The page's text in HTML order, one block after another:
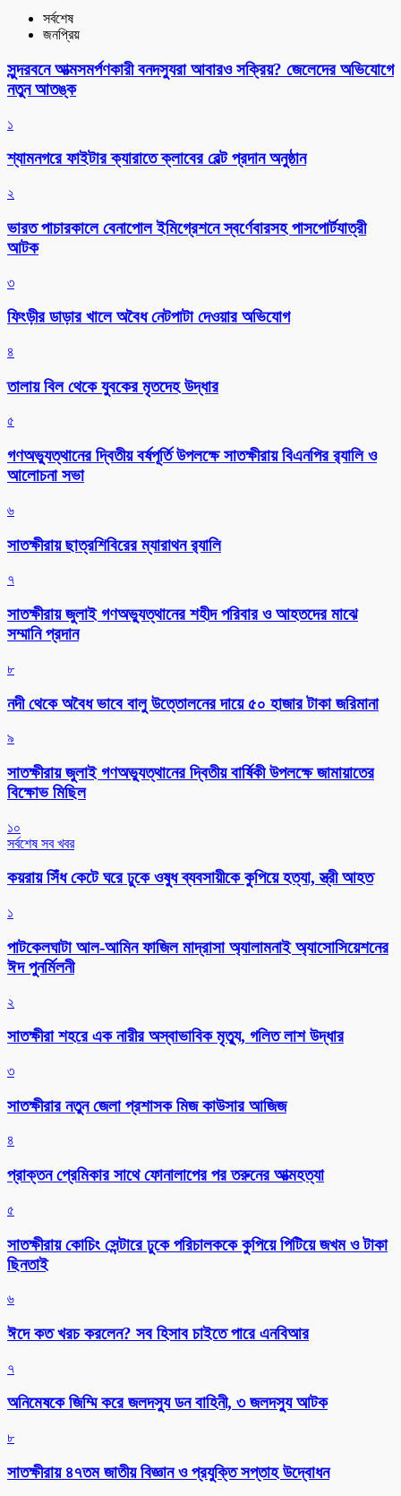
সর্বশেষ
জনপ্রিয়
সুন্দরবনে আত্মসমর্পণকারী বনদস্যুরা আবারও সক্রিয়? জেলেদের অভিযোগে
নতুন আতঙ্ক
১
শ্যামনগরে ফাইটার ক্যারাতে ক্লাবের বেল্ট প্রদান অনুষ্ঠান
২
ভারত পাচারকালে বেনাপোল ইমিগ্রেশনে স্বর্ণেবারসহ পাসপোর্টযাত্রী
আটক
৩
ফিংড়ীর ডাড়ার খালে অবৈধ নেটপাটা দেওয়ার অভিযোগ
৪
তালায় বিল থেকে যুবকের মৃতদেহ উদ্ধার
৫
গণঅভ্যুত্থানের দ্বিতীয় বর্ষপূর্তি উপলক্ষে সাতক্ষীরায় বিএনপির র‌্যালি ও
আলোচনা সভা
৬
সাতক্ষীরায় ছাত্রশিবিরের ম্যারাথন র‌্যালি
৭
সাতক্ষীরায় জুলাই গণঅভ্যুত্থানের শহীদ পরিবার ও আহতদের মাঝে
সম্মানি প্রদান
৮
নদী থেকে অবৈধ ভাবে বালু উত্তোলনের দায়ে ৫০ হাজার টাকা জরিমানা
৯
সাতক্ষীরায় জুলাই গণঅভ্যুত্থানের দ্বিতীয় বার্ষিকী উপলক্ষে জামায়াতের
বিক্ষোভ মিছিল
১০
সর্বশেষ সব খবর
কয়রায় সিঁধ কেটে ঘরে ঢুকে ওষুধ ব্যবসায়ীকে কুপিয়ে হত্যা, স্ত্রী আহত
১
পাটকেলঘাটা আল-আমিন ফাজিল মাদ্রাসা অ্যালামনাই অ্যাসোসিয়েশনের
ঈদ পুনর্মিলনী
২
সাতক্ষীরা শহরে এক নারীর অস্বাভাবিক মৃত্যু, গলিত লাশ উদ্ধার
৩
সাতক্ষীরার নতুন জেলা প্রশাসক মিজ কাউসার আজিজ
৪
প্রাক্তন প্রেমিকার সাথে ফোনালাপের পর তরুনের আত্মহত্যা
৫
সাতক্ষীরায় কোচিং সেন্টারে ঢুকে পরিচালককে কুপিয়ে পিটিয়ে জখম ও টাকা
ছিনতাই
৬
ঈদে কত খরচ করলেন? সব হিসাব চাইতে পারে এনবিআর
৭
অনিমেষকে জিম্মি করে জলদস্যু ডন বাহিনী, ৩ জলদস্যু আটক
৮
সাতক্ষীরায় ৪৭তম জাতীয় বিজ্ঞান ও প্রযুক্তি সপ্তাহ উদ্বোধন